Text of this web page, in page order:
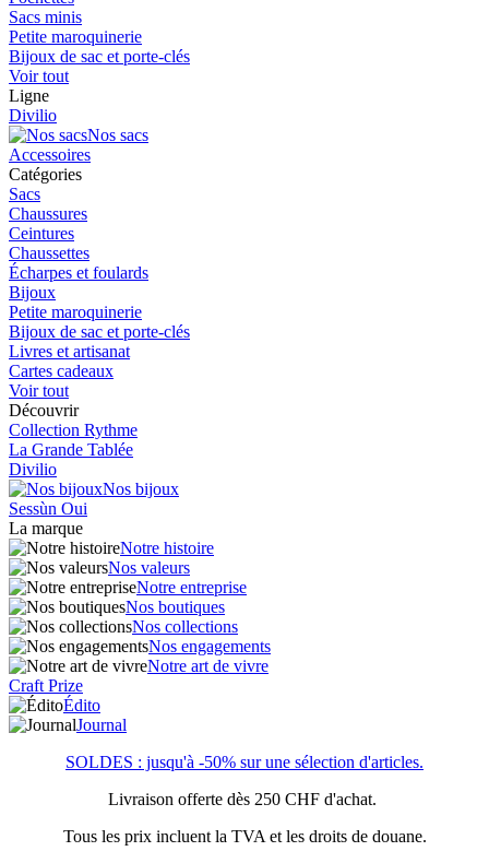
Sacs minis
Petite maroquinerie
Bijoux de sac et porte-clés
Voir tout
Ligne
Divilio
Nos sacs
Accessoires
Catégories
Sacs
Chaussures
Ceintures
Chaussettes
Écharpes et foulards
Bijoux
Petite maroquinerie
Bijoux de sac et porte-clés
Livres et artisanat
Cartes cadeaux
Voir tout
Découvrir
Collection Rythme
La Grande Tablée
Divilio
Nos bijoux
Sessùn Oui
La marque
Notre histoire
Nos valeurs
Notre entreprise
Nos boutiques
Nos collections
Nos engagements
Notre art de vivre
Craft Prize
Édito
Journal
SOLDES : jusqu'à -50% sur une sélection d'articles.
Livraison offerte dès 250 CHF d'achat.
Tous les prix incluent la TVA et les droits de douane.